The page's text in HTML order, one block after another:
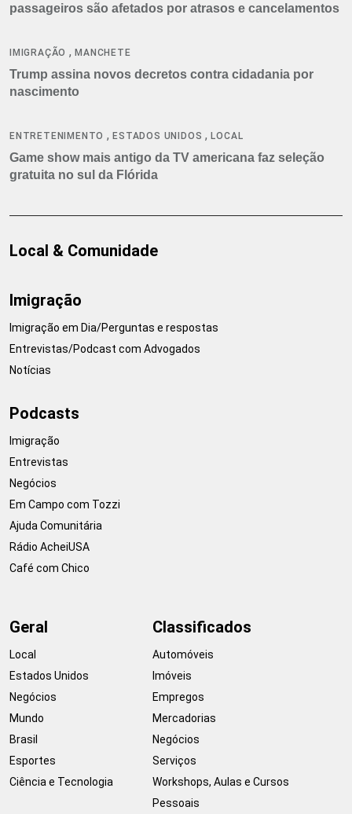
passageiros são afetados por atrasos e cancelamentos
IMIGRAÇÃO ,MANCHETE
Trump assina novos decretos contra cidadania por
nascimento
ENTRETENIMENTO ,ESTADOS UNIDOS ,LOCAL
Game show mais antigo da TV americana faz seleção
gratuita no sul da Flórida
Local & Comunidade
Imigração
Imigração em Dia/Perguntas e respostas
Entrevistas/Podcast com Advogados
Notícias
Podcasts
Imigração
Entrevistas
Negócios
Em Campo com Tozzi
Ajuda Comunitária
Rádio AcheiUSA
Café com Chico
Geral
Local
Estados Unidos
Negócios
Mundo
Brasil
Esportes
Ciência e Tecnologia
Classificados
Automóveis
Imóveis
Empregos
Mercadorias
Negócios
Serviços
Workshops, Aulas e Cursos
Pessoais